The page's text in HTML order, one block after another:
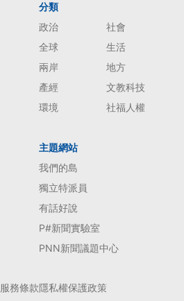
分類
政治
社會
全球
生活
兩岸
地方
產經
文教科技
環境
社福人權
主題網站
我們的島
獨立特派員
有話好說
P#新聞實驗室
PNN新聞議題中心
服務條款隱私權保護政策